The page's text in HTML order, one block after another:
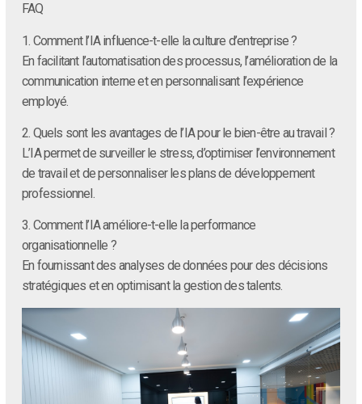
FAQ
1. Comment l’IA influence-t-elle la culture d’entreprise ?
En facilitant l’automatisation des processus, l’amélioration de la
communication interne et en personnalisant l’expérience
employé.
2. Quels sont les avantages de l’IA pour le bien-être au travail ?
L’IA permet de surveiller le stress, d’optimiser l’environnement
de travail et de personnaliser les plans de développement
professionnel.
3. Comment l’IA améliore-t-elle la performance
organisationnelle ?
En fournissant des analyses de données pour des décisions
stratégiques et en optimisant la gestion des talents.